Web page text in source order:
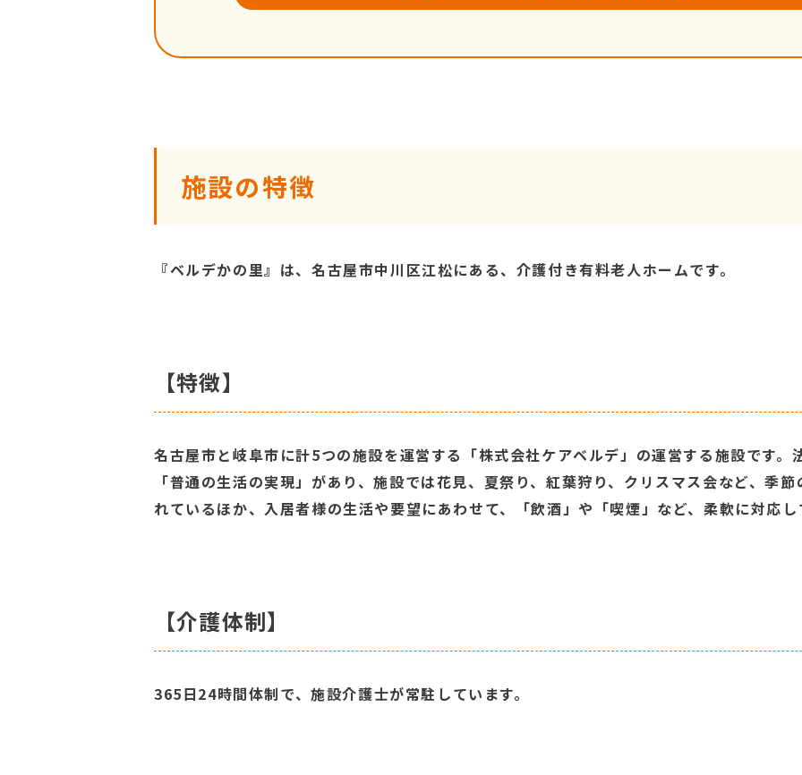
施設の特徴
『ベルデかの里』は、名古屋市中川区江松にある、介護付き有料老人ホームです。
【特徴】
名古屋市と岐阜市に計5つの施設を運営する「株式会社ケアベルデ」の運営する施設です。
「普通の生活の実現」があり、施設では花見、夏祭り、紅葉狩り、クリスマス会など、季
れているほか、入居者様の生活や要望にあわせて、「飲酒」や「喫煙」など、柔軟に対応
【介護体制】
365日24時間体制で、施設介護士が常駐しています。